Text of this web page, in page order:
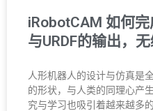
iRobotCAM 如何
与URDF的输出，
人形机器人的设计与仿真是
的形状，与人类的同理心产
究与学习也吸引着越来越多